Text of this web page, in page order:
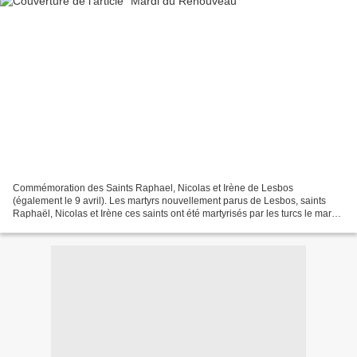
Commémoration des Saints Raphael, Nicolas et Irène de Lesbos
(également le 9 avril). Les martyrs nouvellement parus de Lesbos, saints
Raphaël, Nicolas et Irène ces saints ont été martyrisés par les turcs le mardi